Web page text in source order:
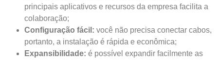
principais aplicativos e recursos da empresa facilita a
colaboração;
Configuração fácil: você não precisa conectar cabos,
portanto, a instalação é rápida e econômica;
Expansibilidade: é possível expandir facilmente as